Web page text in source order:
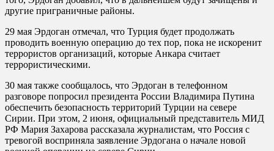
другие приграничные районы.
29 мая Эрдоган отмечал, что Турция будет продолжать
проводить военную операцию до тех пор, пока не искоренит
террористов организаций, которые Анкара считает
террористическими.
30 мая также сообщалось, что Эрдоган в телефонном
разговоре попросил президента России Владимира Путина
обеспечить безопасность территорий Турции на севере
Сирии. При этом, 2 июня, официальный представитель МИД
РФ Мария Захарова рассказала журналистам, что Россия с
тревогой восприняла заявление Эрдогана о начале новой